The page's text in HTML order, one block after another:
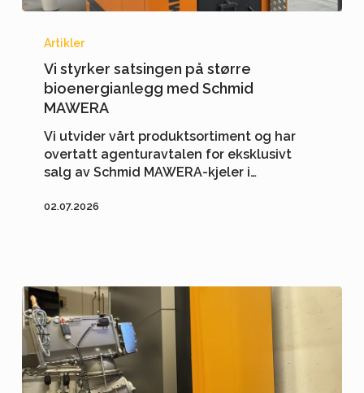
styrker
større
bioenergianlegg
Schmid
MAWERA
Artikler
Vi styrker satsingen på større
bioenergianlegg med Schmid
MAWERA
Vi utvider vårt produktsortiment og har
overtatt agenturavtalen for eksklusivt
salg av Schmid MAWERA-kjeler i…
02.07.2026